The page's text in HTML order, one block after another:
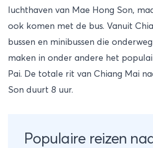
luchthaven van Mae Hong Son,
ook komen met de bus. Vanuit
bussen en minibussen die
maken in onder andere het
Pai. De totale rit van Chiang Mai
Son duurt 8 uur.
Populaire reizen